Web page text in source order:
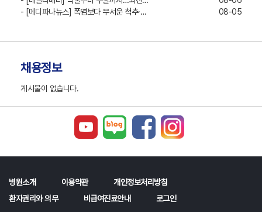
- [메디파나뉴스] 폭염보다 무서운 척추·… 08-05
채용정보
게시물이 없습니다.
병원소개 이용약관
개인정보처리방침
환자권리와 의무
비급여진료안내 로그인